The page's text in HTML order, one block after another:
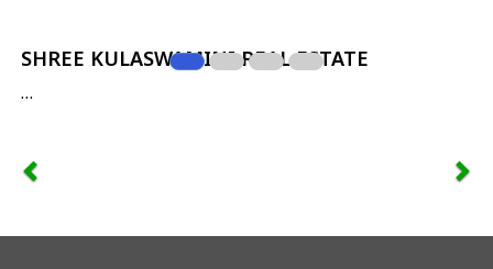
SHREE KULASWAMINI REAL ESTATE
…